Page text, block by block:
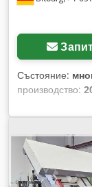
Състояние:
производство:
машина.
машина – малко
триони от
всички режещи
цветни
приложение в